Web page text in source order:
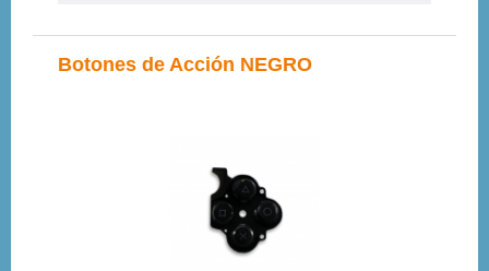
Botones de Acción NEGRO